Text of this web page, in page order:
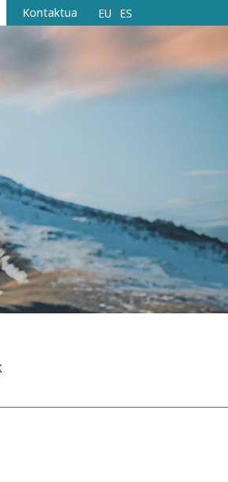
Kontaktua EU ES